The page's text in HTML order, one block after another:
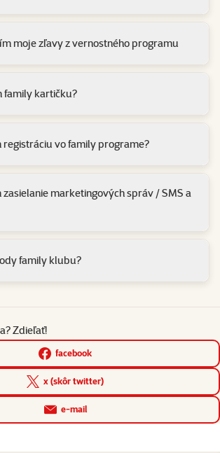
moje zľavy z vernostného programu
family kartičku?
registráciu vo family programe?
marketingových správ / SMS a
family klubu?
Zdieľať!
facebook
x (skôr twitter)
e-mail